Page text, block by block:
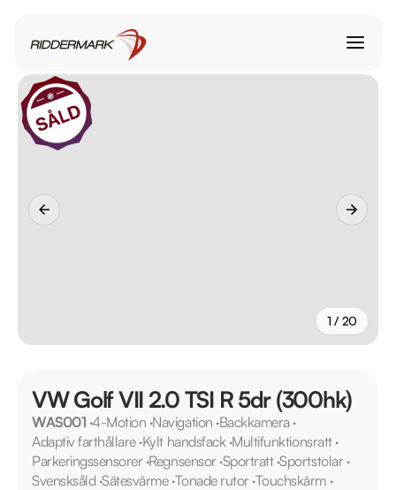
1 / 20
VW Golf VII 2.0 TSI R 5dr (300hk)
WAS001 ·4-Motion ·Navigation ·Backkamera·
Adaptiv farthållare·Kylt handsfack·Multifunktionsratt·
Parkeringssensorer ·Regnsensor ·Sportratt·Sportstolar ·
Svensksåld ·Sätesvärme·Tonade rutor ·Touchskärm ·